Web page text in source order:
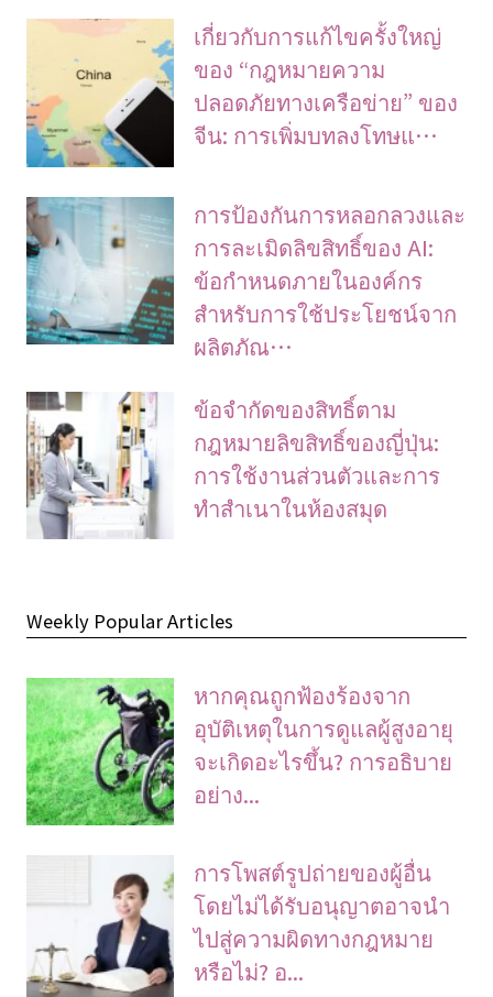
เกี่ยวกับการแก้ไขครั้งใหญ่
ของ “กฎหมายความ
ปลอดภัยทางเครือข่าย” ของ
จีน: การเพิ่มบทลงโทษแ…
การป้องกันการหลอกลวงและ
การละเมิดลิขสิทธิ์ของ AI:
ข้อกำหนดภายในองค์กร
สำหรับการใช้ประโยชน์จาก
ผลิตภัณ…
ข้อจํากัดของสิทธิ์ตาม
กฎหมายลิขสิทธิ์ของญี่ปุ่น:
การใช้งานส่วนตัวและการ
ทําสําเนาในห้องสมุด
Weekly Popular Articles
หากคุณถูกฟ้องร้องจาก
อุบัติเหตุในการดูแลผู้สูงอายุ
จะเกิดอะไรขึ้น? การอธิบาย
อย่าง...
การโพสต์รูปถ่ายของผู้อื่น
โดยไม่ได้รับอนุญาตอาจนํา
ไปสู่ความผิดทางกฎหมาย
หรือไม่? อ...